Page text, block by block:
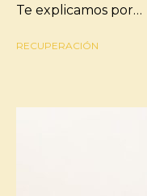
Te explicamos por…
RECUPERACIÓN